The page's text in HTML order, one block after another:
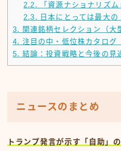
2.2.
「資源ナショナリズム
2.3.
日本にとっては最大の
3.
関連銘柄セレクション（大
4. 注目の中・低位株カタログ
5. 結論：投資戦略と今後の見
ニュースのまとめ
トランプ発言が示す「自助」